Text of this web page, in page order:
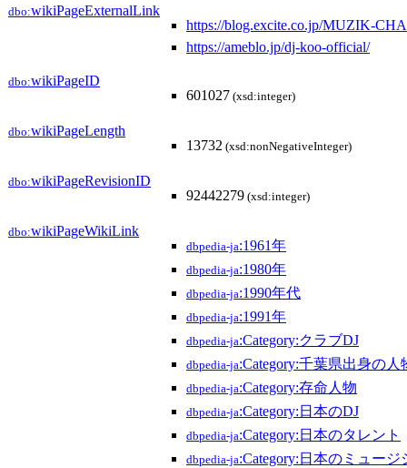
dbo:wikiPageExternalLink
https://blog.excite.co.jp/MUZIK-
https://ameblo.jp/dj-koo-official/
dbo:wikiPageID
601027 (xsd:integer)
dbo:wikiPageLength
13732 (xsd:nonNegativeInteger)
dbo:wikiPageRevisionID
92442279 (xsd:integer)
dbo:wikiPageWikiLink
dbpedia-ja:1961年
dbpedia-ja:1980年
dbpedia-ja:1990年代
dbpedia-ja:1991年
dbpedia-ja:Category:クラブDJ
dbpedia-ja:Category:千葉県出身の人
dbpedia-ja:Category:存命人物
dbpedia-ja:Category:日本のDJ
dbpedia-ja:Category:日本のタレント
dbpedia-ja:Category:日本のミュージ